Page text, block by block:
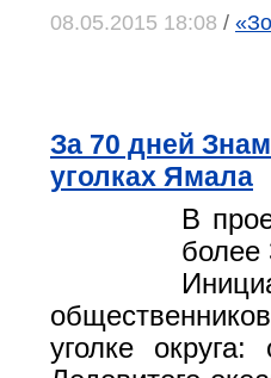
08.05.2015 18:08 /
За 70 дней
уголках Ямала
В
более
уголке